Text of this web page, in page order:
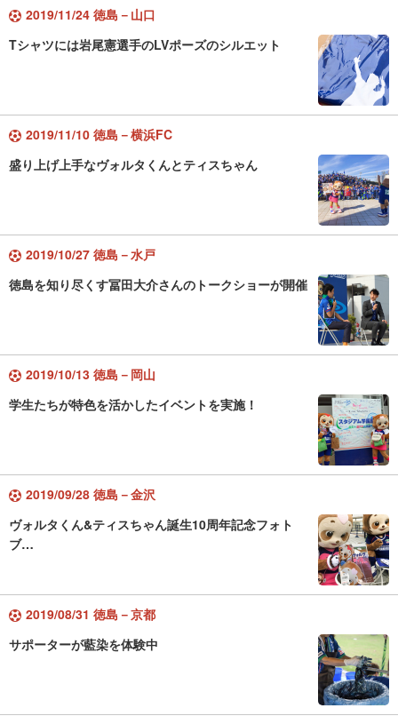
2019/11/24 徳島－山口
Tシャツには岩尾憲選手のLVポーズのシルエット
2019/11/10 徳島－横浜FC
盛り上げ上手なヴォルタくんとティスちゃん
2019/10/27 徳島－水戸
徳島を知り尽くす冨田大介さんのトークショーが開催
2019/10/13 徳島－岡山
学生たちが特色を活かしたイベントを実施！
2019/09/28 徳島－金沢
ヴォルタくん&ティスちゃん誕生10周年記念フォト
ブ…
2019/08/31 徳島－京都
サポーターが藍染を体験中